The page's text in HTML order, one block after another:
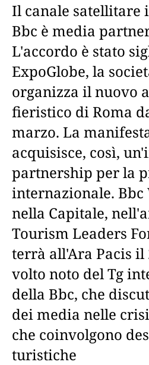
Il canale satellitare
Bbc è media
L'accordo è stato
ExpoGlobe, la
organizza il nuovo
fieristico di Roma
marzo. La
acquisisce, così,
partnership per la
internazionale.
nella Capitale,
Tourism Leaders
terrà all'Ara Pacis il
volto noto del Tg
della Bbc, che
dei media nelle
che coinvolgono
turistiche